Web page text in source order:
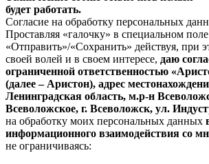
будет работать.
Согласие на обработку персональных
Проставляя «галочку» в специальном
«Отправить»/«Сохранить» действуя, при
своей волей и в своем интересе, даю
ограниченной ответственностью
(далее – Аристон), адрес
Ленинградская область, м.р-н
Всеволожское, г. Всеволожск, ул.
на обработку моих персональных данных
информационного взаимодействия со
не ограничиваясь: